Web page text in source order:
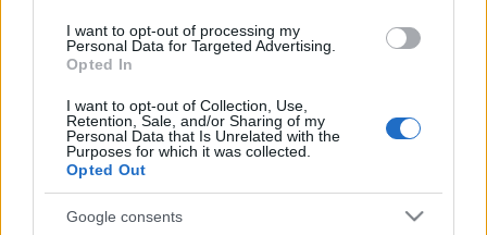
I want to opt-out of processing my
Personal Data for Targeted Advertising.
Opted In
I want to opt-out of Collection, Use,
Retention, Sale, and/or Sharing of my
Personal Data that Is Unrelated with the
Purposes for which it was collected.
Opted Out
Google consents
6.30 Zenés műsor a ...
•2010. augusztus 31.
Városnéző turisták a Gellérthegyen. 1930-as évek